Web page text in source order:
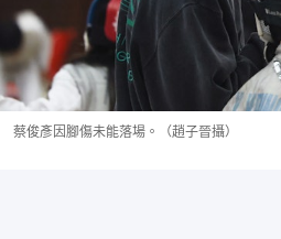
蔡俊彥因腳傷未能落場。（趙子晉攝）